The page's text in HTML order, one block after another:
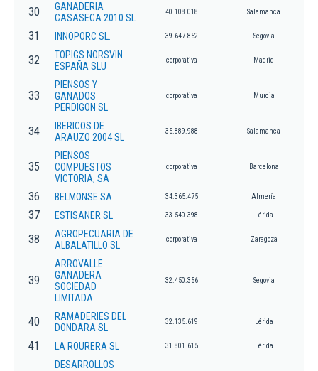
30
GANADERIA
CASASECA 2010 SL
40.108.018 Salamanca
31 INNOPORC SL. 39.647.852 Segovia
32
TOPIGS NORSVIN
ESPAÑA SLU
corporativa Madrid
33
PIENSOS Y
GANADOS
PERDIGON SL
corporativa Murcia
34
IBERICOS DE
ARAUZO 2004 SL
35.889.988 Salamanca
35
PIENSOS
COMPUESTOS
VICTORIA, SA
corporativa Barcelona
36 BELMONSE SA 34.365.475 Almería
37 ESTISANER SL 33.540.398 Lérida
38
AGROPECUARIA DE
ALBALATILLO SL
corporativa Zaragoza
39
ARROVALLE
GANADERA
SOCIEDAD
LIMITADA.
32.450.356 Segovia
40
RAMADERIES DEL
DONDARA SL
32.135.619 Lérida
41 LA ROURERA SL 31.801.615 Lérida
DESARROLLOS